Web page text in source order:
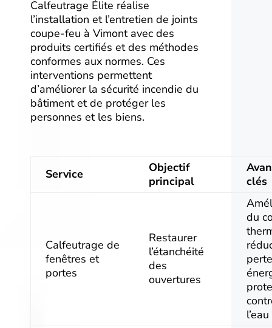
Calfeutrage Élite réalise
l’installation et l’entretien de joints
coupe-feu à Vimont avec des
produits certifiés et des méthodes
conformes aux normes. Ces
interventions permettent
d’améliorer la sécurité incendie du
bâtiment et de protéger les
personnes et les biens.
Service
Objectif
principal
clés
Calfeutrage de
fenêtres et
portes
Restaurer
l’étanchéité
des
ouvertures
du
l’eau